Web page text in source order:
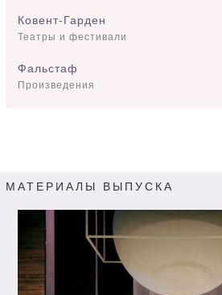
Ковент-Гарден
Театры и фестивали
Фальстаф
Произведения
МАТЕРИАЛЫ ВЫПУСКА